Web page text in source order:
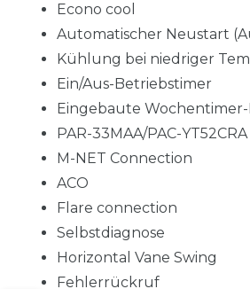
Econo cool
Automatischer Neustart
Kühlung bei niedriger
Ein/Aus-Betriebstimer
Eingebaute
PAR-33MAA/PAC-
M-NET Connection
ACO
Flare connection
Selbstdiagnose
Horizontal Vane Swing
Fehlerrückruf